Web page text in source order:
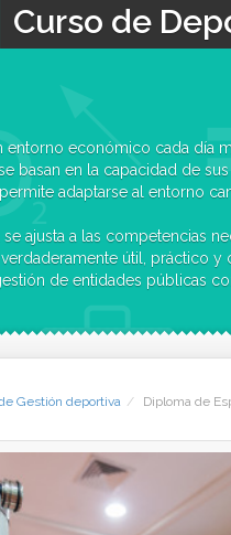
Curso de
entorno económico cada día
basan en la capacidad de sus
adaptarse al entorno
ajusta a las competencias
útil, práctico y
de entidades públicas
Gestión deportiva Diploma de